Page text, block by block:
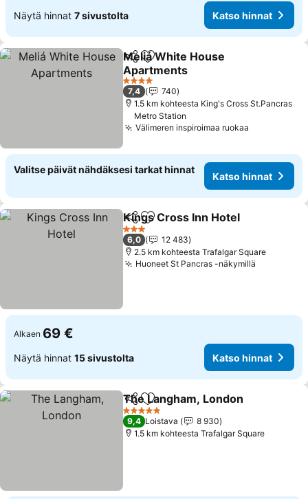
Näytä hinnat 7 sivustolta Katso hinnat
Jaa Lisää suosikkeihin
Meliá White House
Apartments
4 Tähtiluokitus
7,4
740
1.5 km kohteesta King's Cross St.Pancras
Metro Station
Välimeren inspiroimaa ruokaa
Valitse päivät nähdäksesi tarkat hinnat
Katso hinnat
Jaa Lisää suosikkeihin
Kings Cross Inn Hotel
3 Tähtiluokitus
6,0
12 483
2.5 km kohteesta Trafalgar Square
Huoneet St Pancras -näkymillä
Alkaen 69 €
Näytä hinnat 15 sivustolta Katso hinnat
Jaa Lisää suosikkeihin
The Langham, London
5 Tähtiluokitus
9,4 Loistava
8 930
1.5 km kohteesta Trafalgar Square